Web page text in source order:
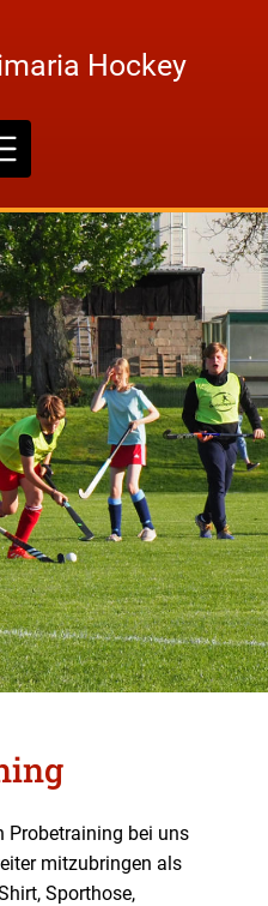
Hockey
Probetraining bei uns
mitzubringen als
Sporthose,